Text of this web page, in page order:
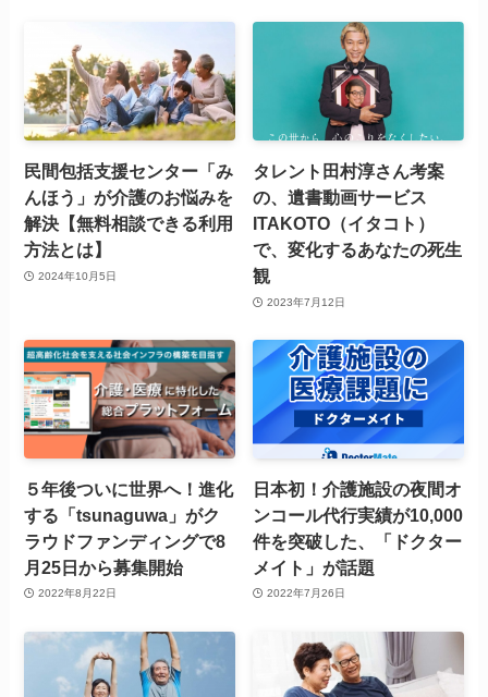
民間包括支援センター「み
んほう」が介護のお悩みを
解決【無料相談できる利用
方法とは】
2024年10月5日
タレント田村淳さん考案
の、遺書動画サービス
ITAKOTO（イタコト）
で、変化するあなたの死生
観
2023年7月12日
５年後ついに世界へ！進化
する「tsunaguwa」がク
ラウドファンディングで8
月25日から募集開始
2022年8月22日
日本初！介護施設の夜間オ
ンコール代行実績が10,000
件を突破した、「ドクター
メイト」が話題
2022年7月26日